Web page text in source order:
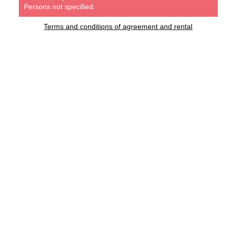
Persons not specified.
Terms and conditions of agreement and rental